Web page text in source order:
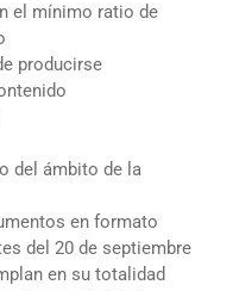
el mínimo ratio de
producirse
del ámbito de la
en formato
del 20 de septiembre
en su totalidad